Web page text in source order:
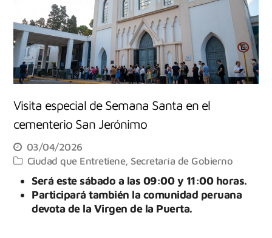
Visita especial de Semana Santa en el
cementerio San Jerónimo
03/04/2026
Ciudad que Entretiene, Secretaría de Gobierno
Será este sábado a las 09:00 y 11:00 horas.
Participará también la comunidad peruana
devota de la Virgen de la Puerta.